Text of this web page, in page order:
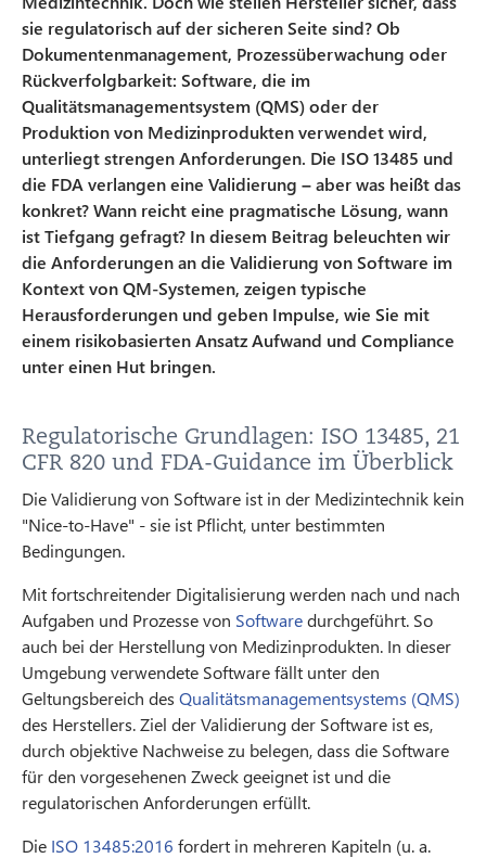
sie regulatorisch auf der sicheren Seite sind? Ob
Dokumentenmanagement, Prozessüberwachung oder
Rückverfolgbarkeit: Software, die im
Qualitätsmanagementsystem (QMS) oder der
Produktion von Medizinprodukten verwendet wird,
unterliegt strengen Anforderungen. Die ISO 13485 und
die FDA verlangen eine Validierung – aber was heißt das
konkret? Wann reicht eine pragmatische Lösung, wann
ist Tiefgang gefragt? In diesem Beitrag beleuchten wir
die Anforderungen an die Validierung von Software im
Kontext von QM-Systemen, zeigen typische
Herausforderungen und geben Impulse, wie Sie mit
einem risikobasierten Ansatz Aufwand und Compliance
unter einen Hut bringen.
Regulatorische Grundlagen: ISO 13485, 21
CFR 820 und FDA-Guidance im Überblick
Die Validierung von Software ist in der Medizintechnik kein
"Nice-to-Have" - sie ist Pflicht, unter bestimmten
Bedingungen.
Mit fortschreitender Digitalisierung werden nach und nach
Aufgaben und Prozesse von Softwaredurchgeführt. So
auch bei der Herstellung von Medizinprodukten. In dieser
Umgebung verwendete Software fällt unter den
Geltungsbereich des Qualitätsmanagementsystems (QMS)
des Herstellers. Ziel der Validierung der Software ist es,
durch objektive Nachweise zu belegen, dass die Software
für den vorgesehenen Zweck geeignet ist und die
regulatorischen Anforderungen erfüllt.
Die ISO 13485:2016 fordert in mehreren Kapiteln (u. a.